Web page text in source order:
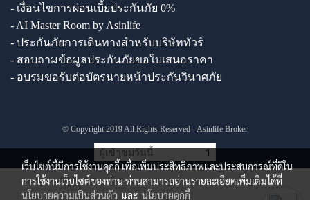
- เงื่อนไขการผ่อนเบี้ยประกันภัย 0%
- AI Master Room by Asinlife
- ประกันภัยการเดินทางสำหรับบริษัททัวร์
- สอบถามข้อมูลประกันภัยขอใบเสนอราคา
- อบรมขอรับต่อบัตรนายหน้าประกันวินาศภัย
© Copyright 2019 All Rights Reserved - Asinlife Broker
ผู้เข้าชมวันนี้ 1
เว็บไซต์นี้มีการใช้งานคุกกี้ เพื่อเพิ่มประสิทธิภาพและประสบการณ์ที่ดีใน
การใช้งานเว็บไซต์ของท่าน ท่านสามารถอ่านรายละเอียดเพิ่มเติมได้ที่
นโยบายความเป็นส่วนตัว และ นโยบายคุกกี้